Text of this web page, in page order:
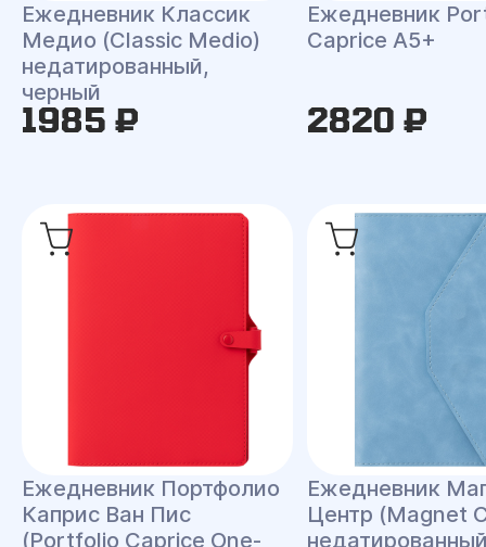
Ежедневник Классик
Медио (Classic Medio)
недатированный,
черный
1985 ₽
Ежедневник
Caprice A5+
2820 ₽
Ежедневник Портфолио
Каприс Ван Пис
(Portfolio Caprice One-
Ежедневник
Центр (Magnet